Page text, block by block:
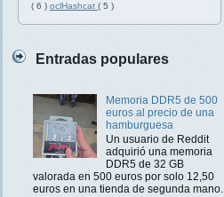
( 6 ) oclHashcat ( 5 )
Entradas populares
Memoria DDR5 de 500
euros al precio de una
hamburguesa
Un usuario de Reddit
adquirió una memoria
DDR5 de 32 GB
valorada en 500 euros por solo 12,50
euros en una tienda de segunda mano.